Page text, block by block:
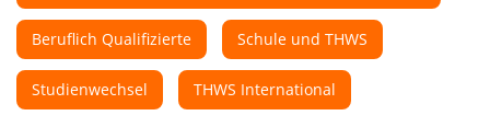
Beruflich Qualifizierte Schule und THWS
Studienwechsel THWS International